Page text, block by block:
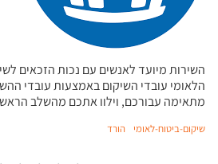
השירות מיועד לאנשים עם נכות הזכאים
הלאומי עובדי השיקום באמצעות עובדי
מתאימה עבורכם, וילוו אתכם מהשלב
שיקום-ביטוח-לאומי הורד